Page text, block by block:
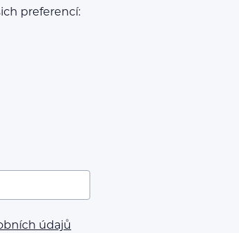
preferencí:
údajů